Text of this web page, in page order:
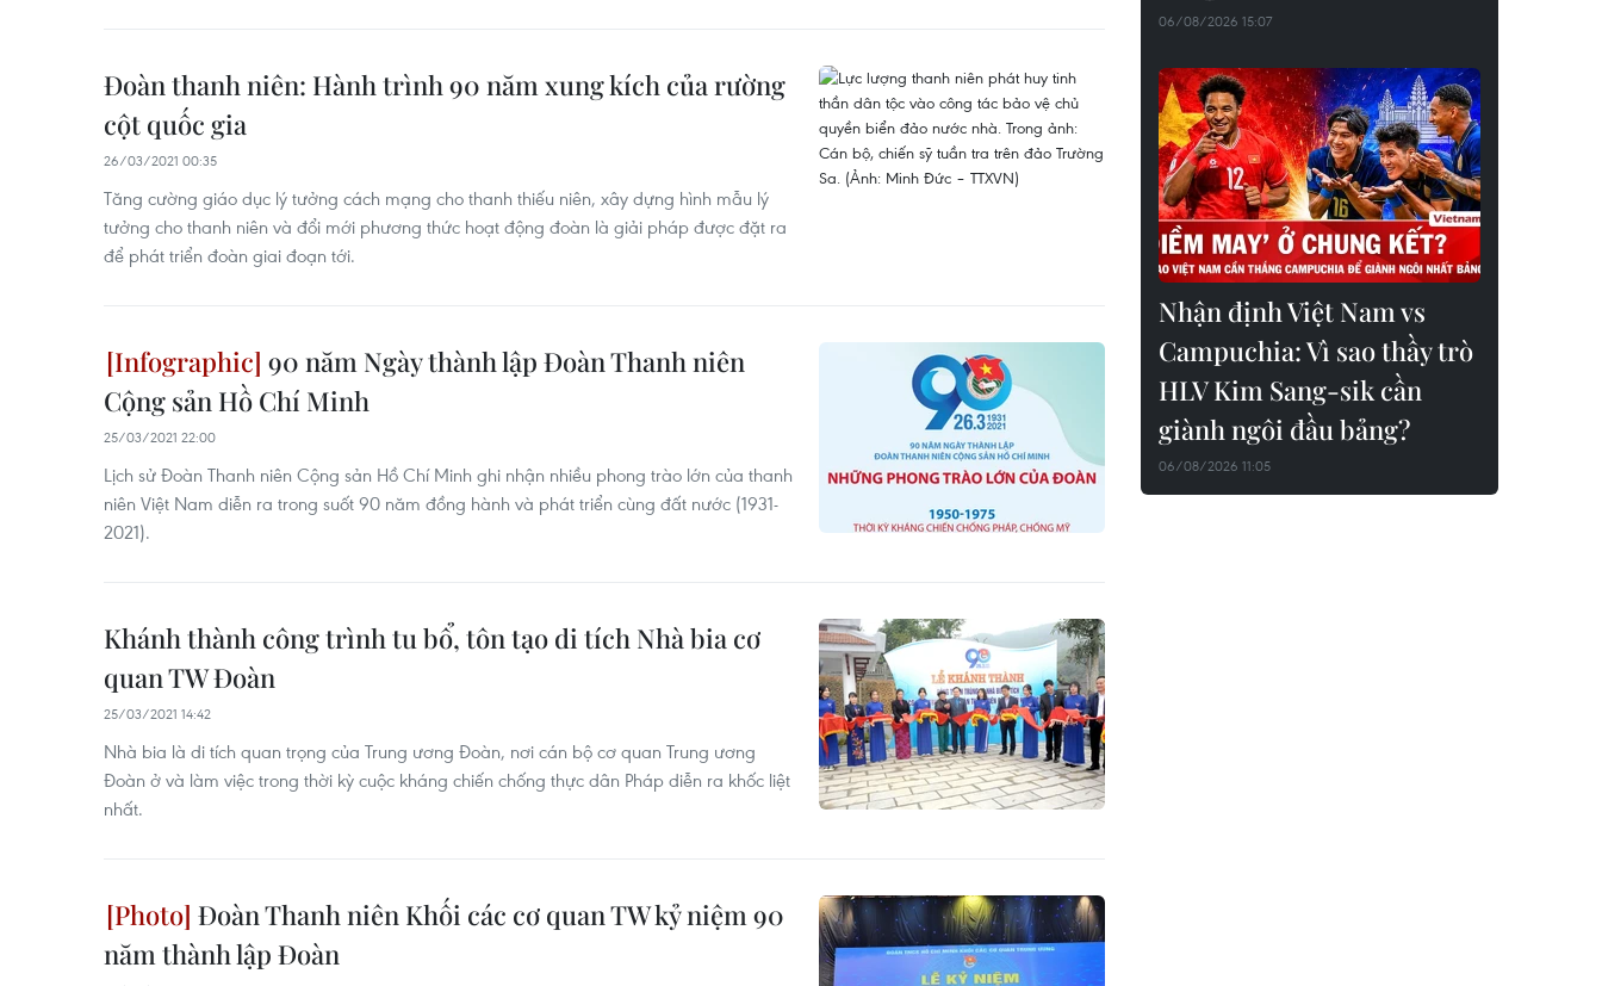
Đoàn thanh niên: Hành trình 90 năm xung kích của rường
cột quốc gia
26/03/2021 00:35
Tăng cường giáo dục lý tưởng cách mạng cho thanh thiếu niên, xây dựng hình mẫu lý
tưởng cho thanh niên và đổi mới phương thức hoạt động đoàn là giải pháp được đặt ra
để phát triển đoàn giai đoạn tới.
90 năm Ngày thành lập Đoàn Thanh niên
Cộng sản Hồ Chí Minh
25/03/2021 22:00
Lịch sử Đoàn Thanh niên Cộng sản Hồ Chí Minh ghi nhận nhiều phong trào lớn của thanh
niên Việt Nam diễn ra trong suốt 90 năm đồng hành và phát triển cùng đất nước (1931-
2021).
Khánh thành công trình tu bổ, tôn tạo di tích Nhà bia cơ
quan TW Đoàn
25/03/2021 14:42
Nhà bia là di tích quan trọng của Trung ương Đoàn, nơi cán bộ cơ quan Trung ương
Đoàn ở và làm việc trong thời kỳ cuộc kháng chiến chống thực dân Pháp diễn ra khốc liệt
nhất.
Đoàn Thanh niên Khối các cơ quan TW kỷ niệm 90
năm thành lập Đoàn
06/08/2026 15:07
Nhận định Việt Nam vs
Campuchia: Vì sao thầy trò
HLV Kim Sang-sik cần
giành ngôi đầu bảng?
06/08/2026 11:05